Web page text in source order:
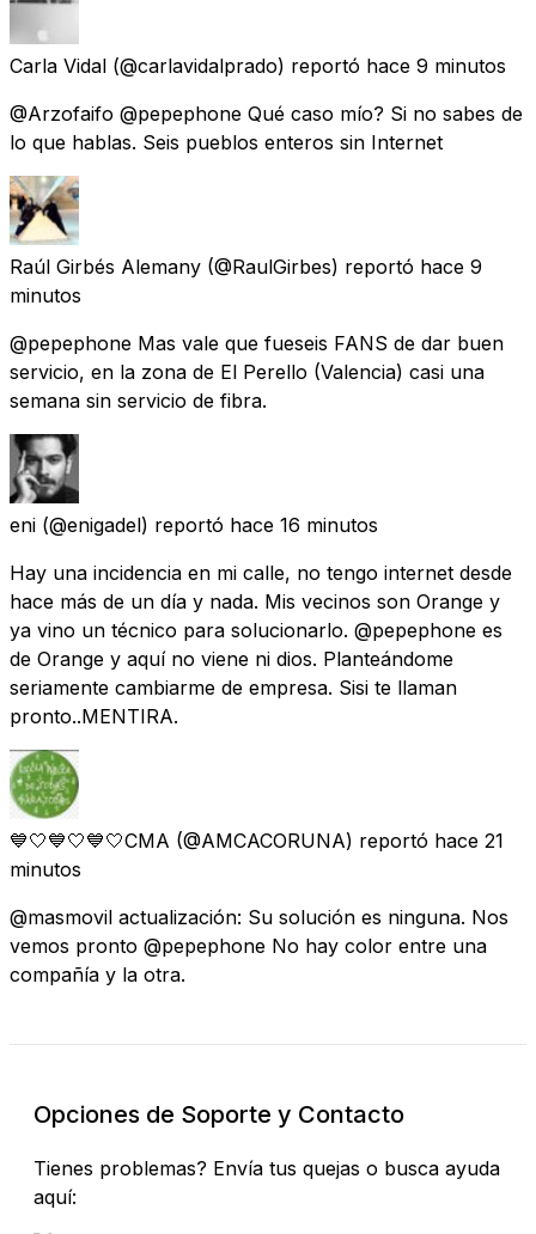
Carla Vidal (@carlavidalprado) reportó hace 9 minutos
@Arzofaifo @pepephone Qué caso mío? Si no sabes de
lo que hablas. Seis pueblos enteros sin Internet
Raúl Girbés Alemany (@RaulGirbes) reportó hace 9
minutos
@pepephone Mas vale que fueseis FANS de dar buen
servicio, en la zona de El Perello (Valencia) casi una
semana sin servicio de fibra.
eni (@enigadel) reportó hace 16 minutos
Hay una incidencia en mi calle, no tengo internet desde
hace más de un día y nada. Mis vecinos son Orange y
ya vino un técnico para solucionarlo. @pepephone es
de Orange y aquí no viene ni dios. Planteándome
seriamente cambiarme de empresa. Sisi te llaman
pronto..MENTIRA.
💙🤍💙🤍💙🤍CMA (@AMCACORUNA) reportó hace 21
minutos
@masmovil actualización: Su solución es ninguna. Nos
vemos pronto @pepephone No hay color entre una
compañía y la otra.
Opciones de Soporte y Contacto
Tienes problemas? Envía tus quejas o busca ayuda
aquí: